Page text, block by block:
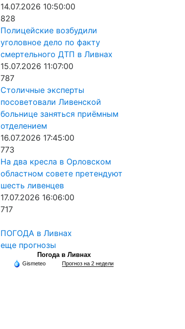
14.07.2026 10:50:00
828
Полицейские возбудили
уголовное дело по факту
смертельного ДТП в Ливнах
15.07.2026 11:07:00
787
Столичные эксперты
посоветовали Ливенской
больнице заняться приёмным
отделением
16.07.2026 17:45:00
773
На два кресла в Орловском
областном совете претендуют
шесть ливенцев
17.07.2026 16:06:00
717
ПОГОДА в Ливнах
еще прогнозы
Погода в Ливнах
Gismeteo Прогноз на 2 недели